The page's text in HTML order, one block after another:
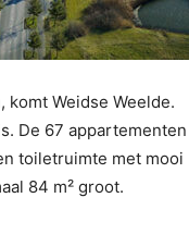
Weidse Weelde.
De 67 appartementen
toiletruimte met mooi
84 m² groot.